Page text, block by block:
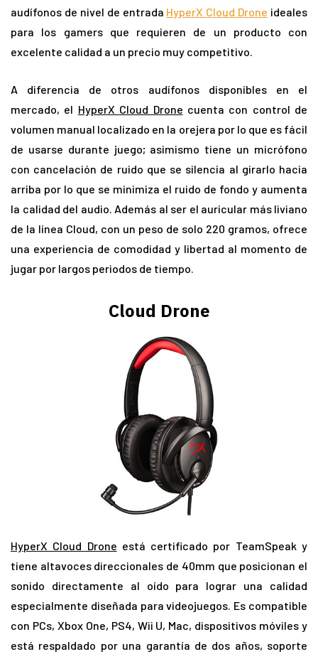
audífonos de nivel de entrada HyperX Cloud Drone ideales
para los gamers que requieren de un producto con
excelente calidad a un precio muy competitivo.
A diferencia de otros audífonos disponibles en el
mercado, el HyperX Cloud Drone cuenta con control de
volumen manual localizado en la orejera por lo que es fácil
de usarse durante juego; asimismo tiene un micrófono
con cancelación de ruido que se silencia al girarlo hacia
arriba por lo que se minimiza el ruido de fondo y aumenta
la calidad del audio. Además al ser el auricular más liviano
de la línea Cloud, con un peso de solo 220 gramos, ofrece
una experiencia de comodidad y libertad al momento de
jugar por largos periodos de tiempo.
Cloud Drone
HyperX Cloud Drone está certificado por TeamSpeak y
tiene altavoces direccionales de 40mm que posicionan el
sonido directamente al oído para lograr una calidad
especialmente diseñada para videojuegos. Es compatible
con PCs, Xbox One, PS4, Wii U, Mac, dispositivos móviles y
está respaldado por una garantía de dos años, soporte